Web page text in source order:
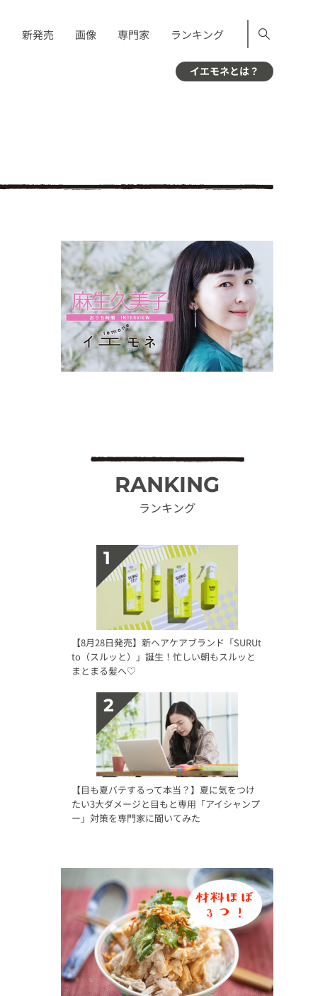
新発売 画像 専門家 ランキング
イエモネとは？
RANKING
ランキング
【8月28日発売】新ヘアケアブランド「SURUt
to（スルッと）」誕生！忙しい朝もスルッと
まとまる髪へ♡
【目も夏バテするって本当？】夏に気をつけ
たい3大ダメージと目もと専用「アイシャンプ
ー」対策を専門家に聞いてみた